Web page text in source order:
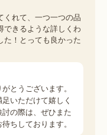
くれて、一つ一つの品
できるような詳しくわ
た！とっても良かった
とうございます。
いただけて嬉しく
の際は、ぜひまた
ちしております。